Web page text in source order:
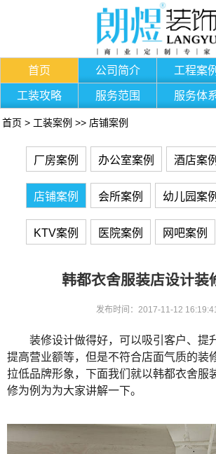
首页 公司简介 工程案例
工装攻略 服务范围 服务体
首页 > 工装案例 >> 店铺案例
厂房案例 办公室案例 酒店案例
店铺案例 会所案例 幼儿园案例
KTV案例 医院案例 网吧案例
韩都衣舍服装店设计装
发布时间：2017-11-12
装修设计做得好，可以吸引客户、提升
提高营业额等，但是不符合店面气质的装
拉低品牌形象，下面我们就以韩都衣舍服
修为例为为大家讲解一下。